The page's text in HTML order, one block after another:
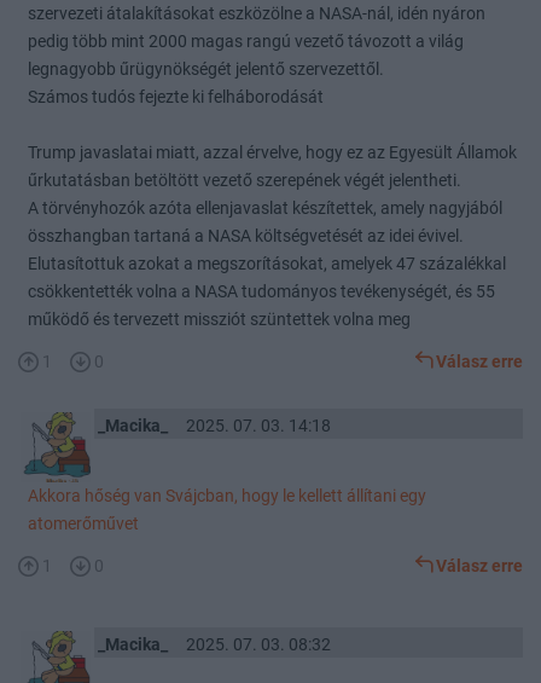
szervezeti átalakításokat eszközölne a NASA-nál, idén nyáron
pedig több mint 2000 magas rangú vezető távozott a világ
legnagyobb űrügynökségét jelentő szervezettől.
Számos tudós fejezte ki felháborodását
Trump javaslatai miatt, azzal érvelve, hogy ez az Egyesült Államok
űrkutatásban betöltött vezető szerepének végét jelentheti.
A törvényhozók azóta ellenjavaslat készítettek, amely nagyjából
összhangban tartaná a NASA költségvetését az idei évivel.
Elutasítottuk azokat a megszorításokat, amelyek 47 százalékkal
csökkentették volna a NASA tudományos tevékenységét, és 55
működő és tervezett missziót szüntettek volna meg
1 0 Válasz erre
_Macika_ 2025. 07. 03. 14:18
Akkora hőség van Svájcban, hogy le kellett állítani egy
atomerőművet
1 0 Válasz erre
_Macika_ 2025. 07. 03. 08:32